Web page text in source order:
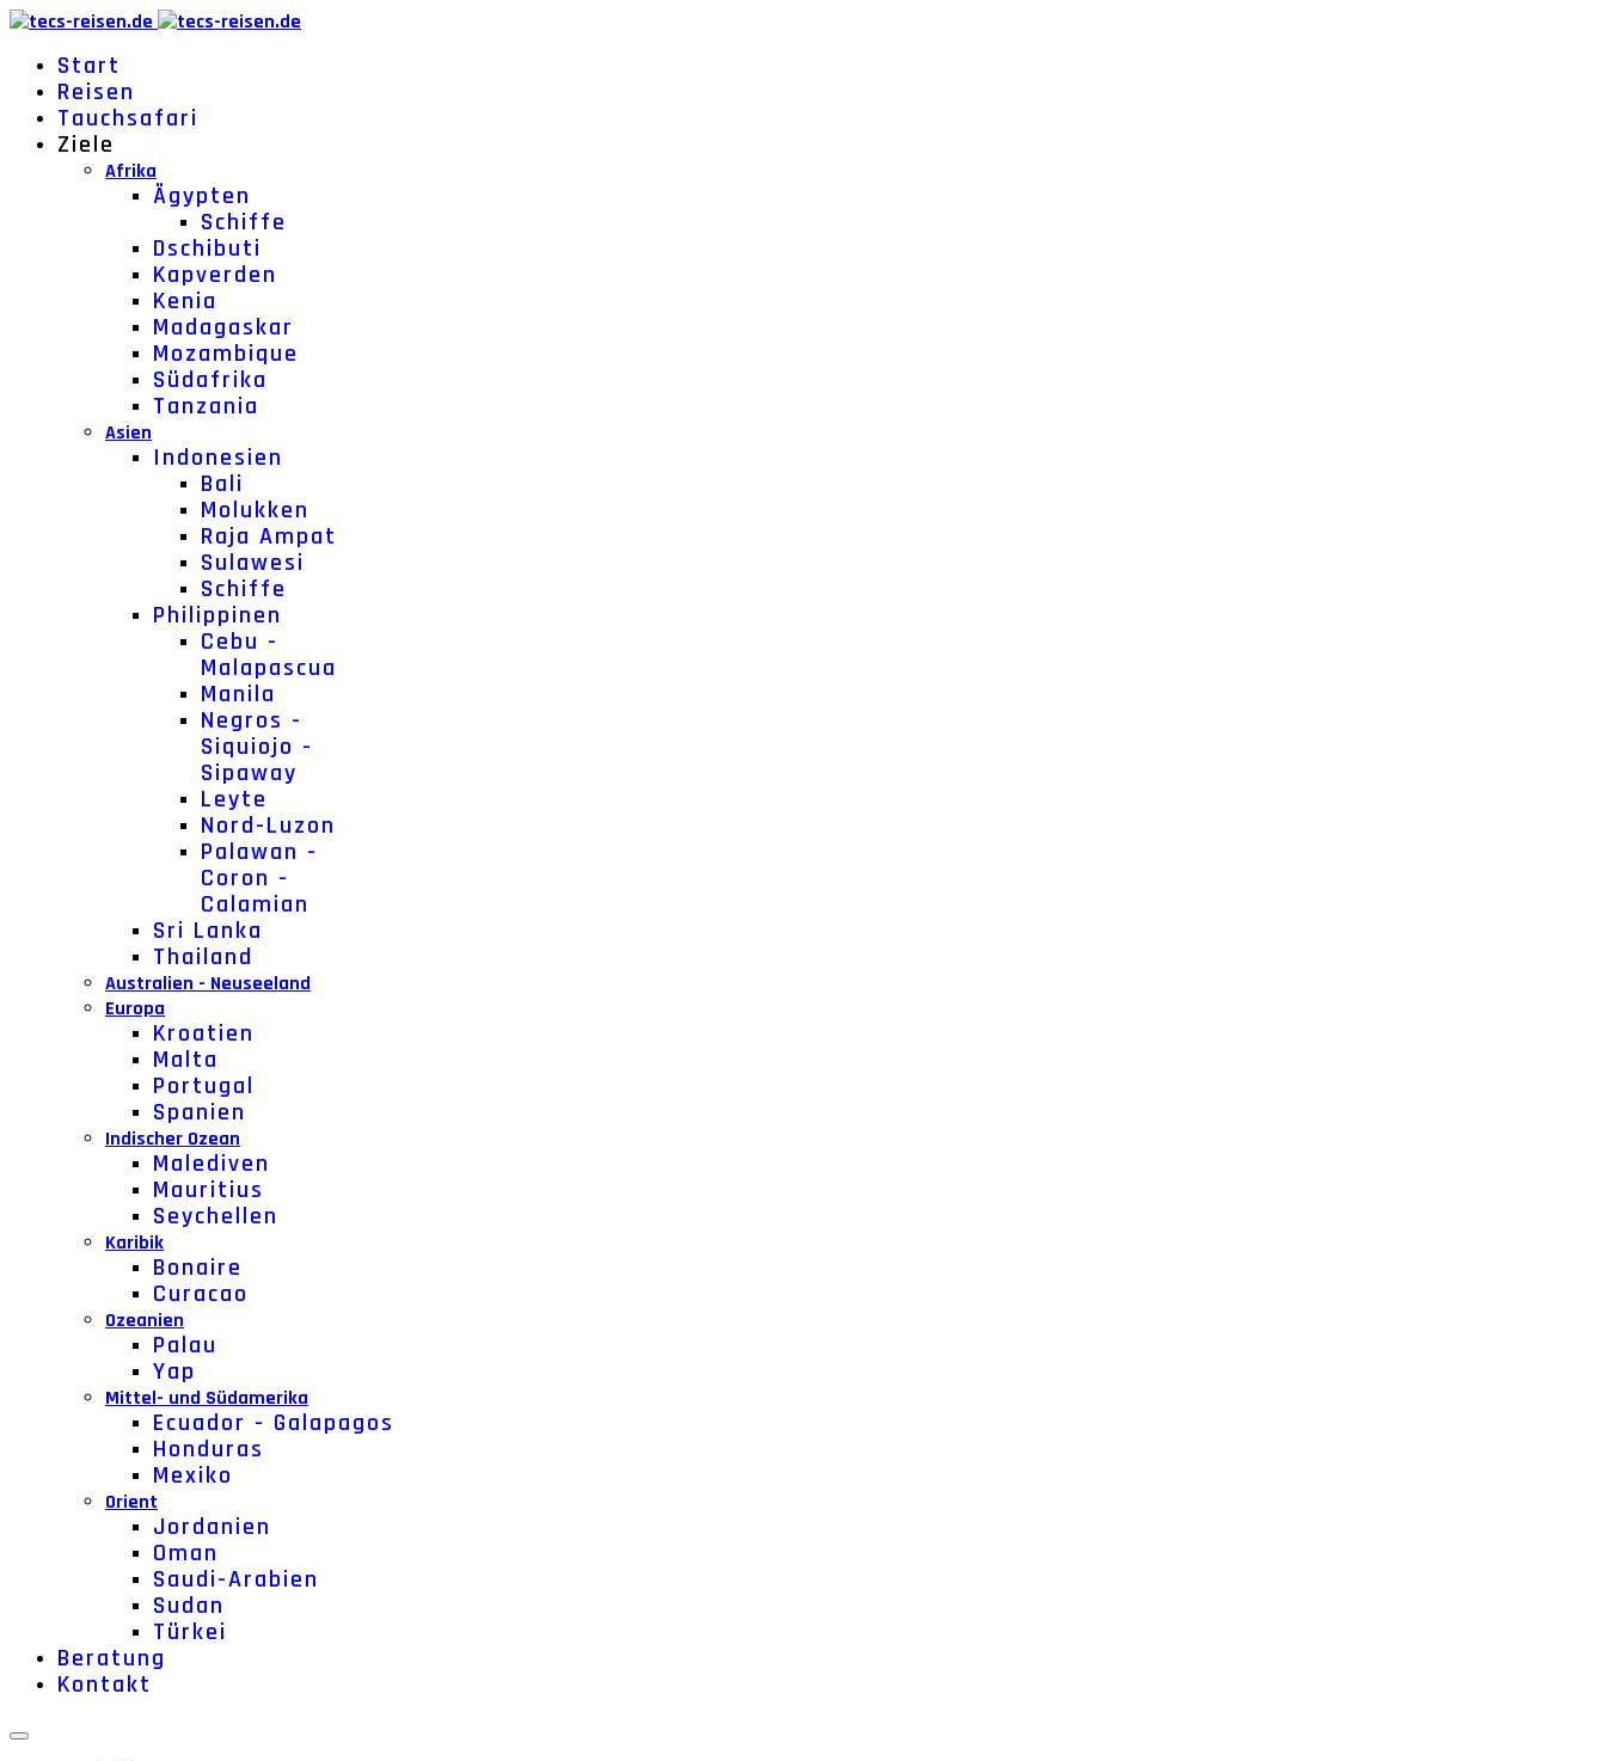
Start
Reisen
Tauchsafari
Ziele
Afrika
Ägypten
Schiffe
Dschibuti
Kapverden
Kenia
Madagaskar
Mozambique
Südafrika
Tanzania
Asien
Indonesien
Bali
Molukken
Raja Ampat
Sulawesi
Schiffe
Philippinen
Cebu -
Malapascua
Manila
Negros -
Siquiojo -
Sipaway
Leyte
Nord-Luzon
Palawan -
Coron -
Calamian
Sri Lanka
Thailand
Australien - Neuseeland
Europa
Kroatien
Malta
Portugal
Spanien
Indischer Ozean
Malediven
Mauritius
Seychellen
Karibik
Bonaire
Curacao
Ozeanien
Palau
Yap
Mittel- und Südamerika
Ecuador - Galapagos
Honduras
Mexiko
Orient
Jordanien
Oman
Saudi-Arabien
Sudan
Türkei
Beratung
Kontakt